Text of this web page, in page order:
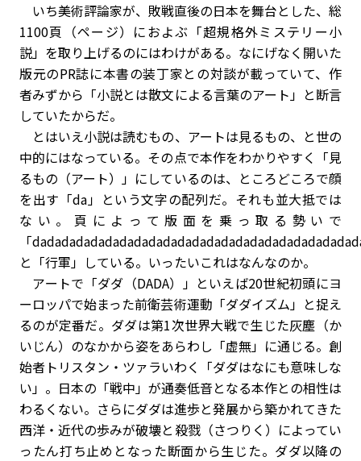
いち美術評論家が、敗戦直後の日本を舞台とした、総
1100頁（ページ）におよぶ「超規格外ミステリー小
説」を取り上げるのにはわけがある。なにげなく開いた
版元のPR誌に本書の装丁家との対談が載っていて、作
者みずから「小説とは散文による言葉のアート」と断言
していたからだ。
とはいえ小説は読むもの、アートは見るもの、と世の
中的にはなっている。その点で本作をわかりやすく「見
るもの（アート）」にしているのは、ところどころで顔
を出す「da」という文字の配列だ。それも並大抵では
ない。頁によって版面を乗っ取る勢いで
「
と「行軍」している。いったいこれはなんなのか。
アートで「ダダ（DADA）」といえば20世紀初頭にヨ
ーロッパで始まった前衛芸術運動「ダダイズム」と捉え
るのが定番だ。ダダは第1次世界大戦で生じた灰塵（か
いじん）のなかから姿をあらわし「虚無」に通じる。創
始者トリスタン・ツァラいわく「ダダはなにも意味しな
い」。日本の「戦中」が通奏低音となる本作との相性は
わるくない。さらにダダは進歩と発展から築かれてきた
西洋・近代の歩みが破壊と殺戮（さつりく）によってい
ったん打ち止めとなった断面から生じた。ダダ以降の